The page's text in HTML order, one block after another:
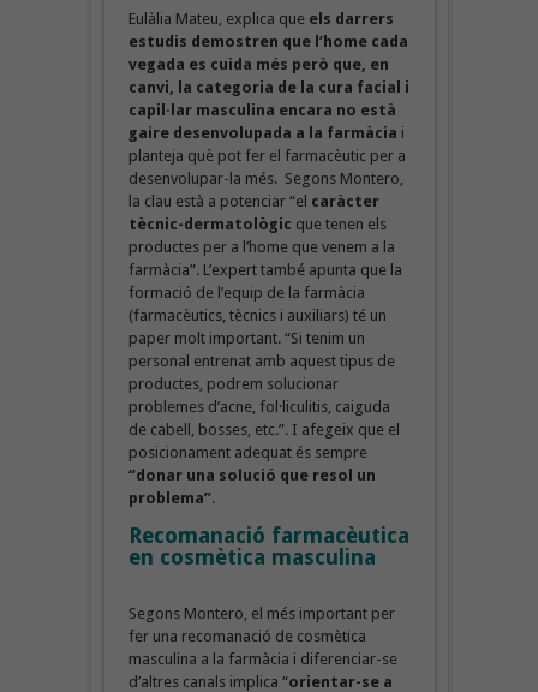
Eulàlia Mateu, explica que els darrers
estudis demostren que l’home cada
vegada es cuida més però que, en
canvi, la categoria de la cura facial i
capil·lar masculina encara no està
gaire desenvolupada a la farmàcia i
planteja què pot fer el farmacèutic per a
desenvolupar-la més. Segons Montero,
la clau està a potenciar “el caràcter
tècnic-dermatològic que tenen els
productes per a l’home que venem a la
farmàcia”. L’expert també apunta que la
formació de l’equip de la farmàcia
(farmacèutics, tècnics i auxiliars) té un
paper molt important. “Si tenim un
personal entrenat amb aquest tipus de
productes, podrem solucionar
problemes d’acne, fol·liculitis, caiguda
de cabell, bosses, etc.”. I afegeix que el
posicionament adequat és sempre
“donar una solució que resol un
problema”.
Recomanació farmacèutica
en cosmètica masculina
Segons Montero, el més important per
fer una recomanació de cosmètica
masculina a la farmàcia i diferenciar-se
d’altres canals implica “orientar-se a